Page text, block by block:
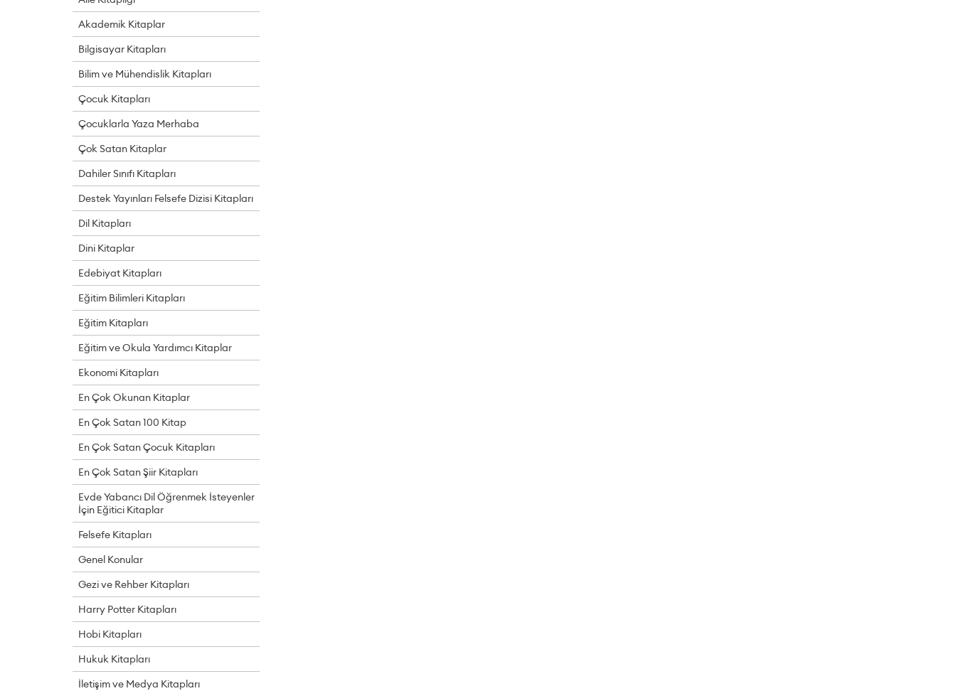
Akademik Kitaplar
Bilgisayar Kitapları
Bilim ve Mühendislik Kitapları
Çocuk Kitapları
Çocuklarla Yaza Merhaba
Çok Satan Kitaplar
Dahiler Sınıfı Kitapları
Destek Yayınları Felsefe Dizisi Kitapları
Dil Kitapları
Dini Kitaplar
Edebiyat Kitapları
Eğitim Bilimleri Kitapları
Eğitim Kitapları
Eğitim ve Okula Yardımcı Kitaplar
Ekonomi Kitapları
En Çok Okunan Kitaplar
En Çok Satan 100 Kitap
En Çok Satan Çocuk Kitapları
En Çok Satan Şiir Kitapları
Evde Yabancı Dil Öğrenmek İsteyenler
İçin Eğitici Kitaplar
Felsefe Kitapları
Genel Konular
Gezi ve Rehber Kitapları
Harry Potter Kitapları
Hobi Kitapları
Hukuk Kitapları
İletişim ve Medya Kitapları